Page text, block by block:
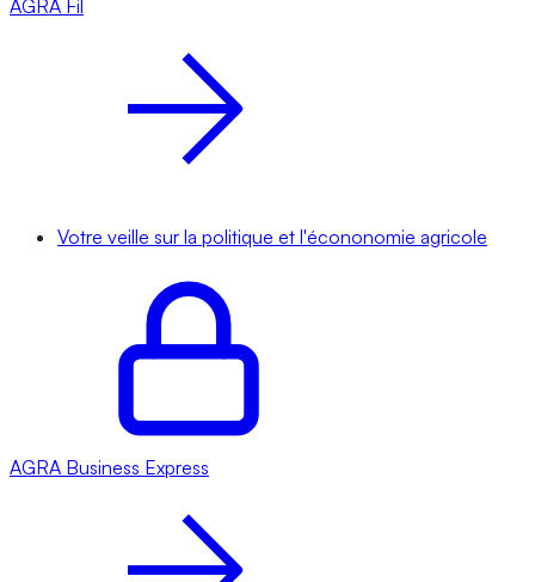
AGRA Fil
Votre veille sur la politique et l'écononomie agricole
AGRA Business Express